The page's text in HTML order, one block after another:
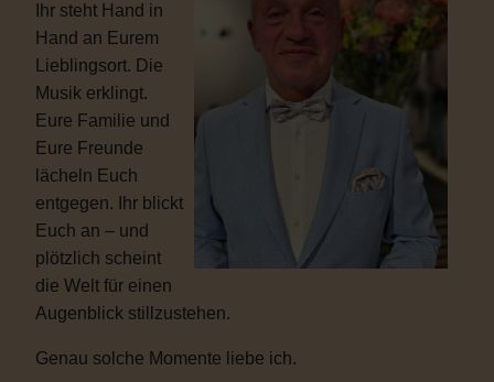
Ihr steht Hand in
Hand an Eurem
Lieblingsort. Die
Musik erklingt.
Eure Familie und
Eure Freunde
lächeln Euch
entgegen. Ihr blickt
Euch an – und
plötzlich scheint
die Welt für einen
Augenblick stillzustehen.
Genau solche Momente liebe ich.